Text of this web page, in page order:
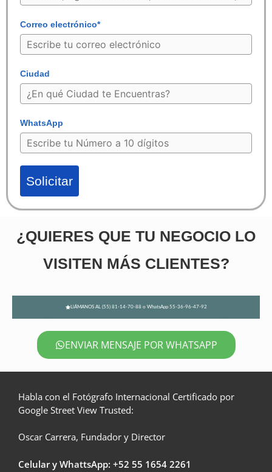
Correo electrónico*
Ciudad
WhatsApp
Solicitar
¿QUIERES QUE TU NEGOCIO LO
VISITEN MÁS CLIENTES?
LlÁMANOS AL (55) 81-14-70-88 o WhatsApp 55-36-96-47-92
ENVIAR MENSAJE POR WHATSAPP
Habla con el Fotógrafo Internacional Certificado por
Google Street View Trusted:
Oscar Carrera, Fundador y Director
Celular y WhattsApp: +52 55 1654 2261